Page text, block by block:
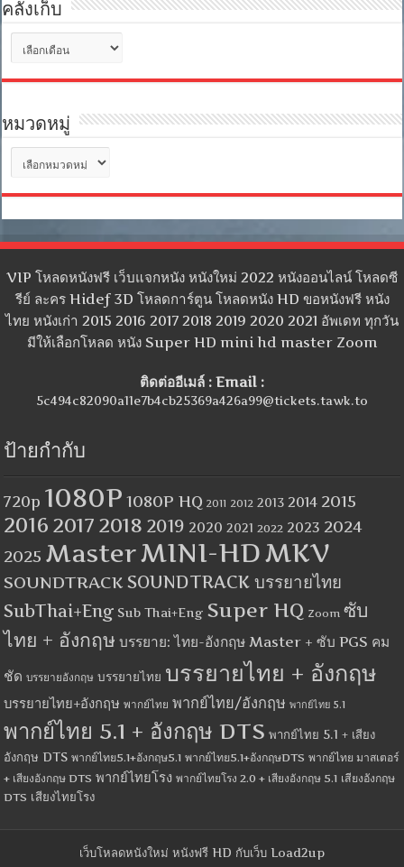
คลังเก็บ
เก็บ
หมวดหมู่
หมู่
VIP โหลดหนังฟรี เว็บแจกหนัง หนังใหม่ 2022 หนังออนไลน์ โหลดซี
รีย์ ละคร Hidef 3D โหลดการ์ตูน โหลดหนัง HD ขอหนังฟรี หนัง
ไทย หนังเก่า 2015 2016 2017 2018 2019 2020 2021 อัพเดท ทุกวัน
มีให้เลือกโหลด หนัง Super HD mini hd master Zoom
ติดต่ออีเมล์ : Email :
5c494c82090a11e7b4cb25369a426a99@tickets.tawk.to
ป้ายกำกับ
720p 1080P 1080P HQ 2011 2012 2013 2014 2015
2016 2017 2018 2019 2020 2021 2022 2023 2024
2025 MasterMINI-HDMKV
SOUNDTRACK SOUNDTRACK บรรยายไทย
SubThai+Eng Sub Thai+Eng Super HQ Zoom ซับ
ไทย + อังกฤษ บรรยาย: ไทย-อังกฤษ Master + ซับ PGS คม
ชัด บรรยายอังกฤษ บรรยายไทย บรรยายไทย + อังกฤษ
บรรยายไทย+อังกฤษ พากย์ไทย พากย์ไทย/อังกฤษ พากย์ไทย 5.1
พากย์ไทย 5.1 + อังกฤษ DTS พากย์ไทย 5.1 + เสียง
อังกฤษ DTS พากย์ไทย5.1+อังกฤษ5.1 พากย์ไทย5.1+อังกฤษDTS พากย์ไทย มาสเตอร์
+ เสียงอังกฤษ DTS พากย์ไทยโรง พากย์ไทยโรง 2.0 + เสียงอังกฤษ 5.1 เสียงอังกฤษ
DTS เสียงไทยโรง
เว็บโหลดหนังใหม่ หนังฟรี HD กับเว็บ Load2up